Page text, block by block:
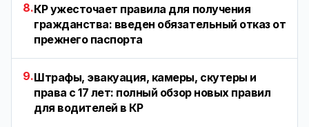
8.КР ужесточает правила для получения
гражданства: введен обязательный отказ от
прежнего паспорта
9.Штрафы, эвакуация, камеры, скутеры и
права с 17 лет: полный обзор новых правил
для водителей в КР